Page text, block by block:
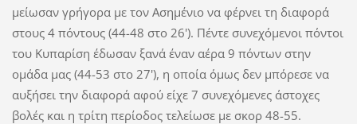
μείωσαν γρήγορα με τον Ασημένιο να φέρνει τη διαφορά
στους 4 πόντους (44-48 στο 26'). Πέντε συνεχόμενοι πόντοι
του Κυπαρίση έδωσαν ξανά έναν αέρα 9 πόντων στην
ομάδα μας (44-53 στο 27'), η οποία όμως δεν μπόρεσε να
αυξήσει την διαφορά αφού είχε 7 συνεχόμενες άστοχες
βολές και η τρίτη περίοδος τελείωσε με σκορ 48-55.